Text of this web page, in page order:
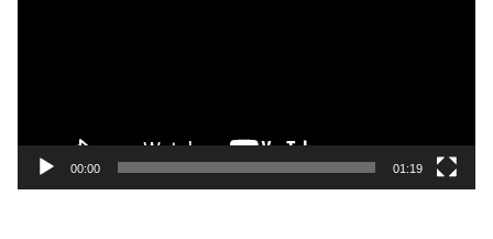
00:00 01:19